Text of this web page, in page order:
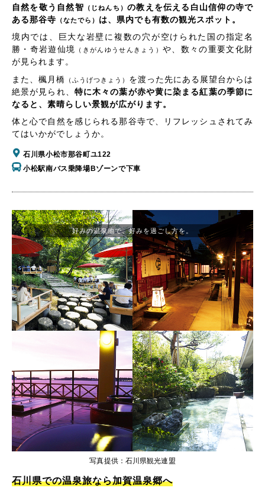
自然を敬う自然智 （じねんち）の教えを伝える白山信仰の寺で
ある那谷寺 （なたでら） は、県内でも有数の観光スポット。
境内では、巨大な岩壁に複数の穴が空けられた国の指定名
勝・奇岩遊仙境
（きがんゆうせんきょう）や、数々の重要文化財
が見られます。
また、楓月橋 （ふうげつきょう） を渡った先にある展望台からは
絶景が見られ、 特に木々の葉が赤や黄に染まる紅葉の季節に
なると、素晴らしい景観が広がります。
体と心で自然を感じられる那谷寺で、リフレッシュされてみ
てはいかがでしょうか。
石川県小松市那谷町ユ122
小松駅南バス乗降場Bゾーンで下車
石川県での温泉旅なら加賀温泉郷へ
好みの温泉地で、好みを過ごし方を。
写真提供：石川県観光連盟